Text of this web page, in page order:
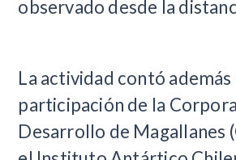
observado desde la
La actividad contó además
participación de la
Desarrollo de Magallanes